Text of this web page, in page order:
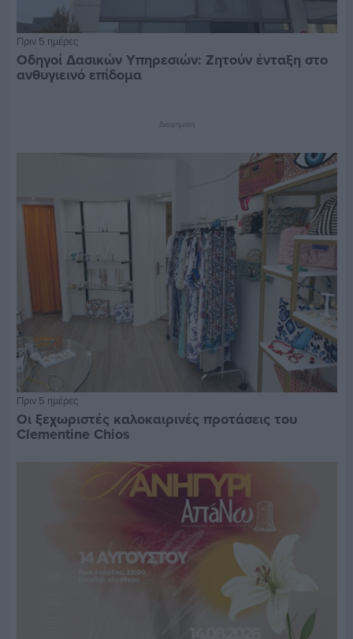
Πριν 5 ημέρες
Οδηγοί Δασικών Υπηρεσιών: Ζητούν ένταξη στο
ανθυγιεινό επίδομα
Διαφήμιση
Πριν 5 ημέρες
Οι ξεχωριστές καλοκαιρινές προτάσεις του
Clementine Chios